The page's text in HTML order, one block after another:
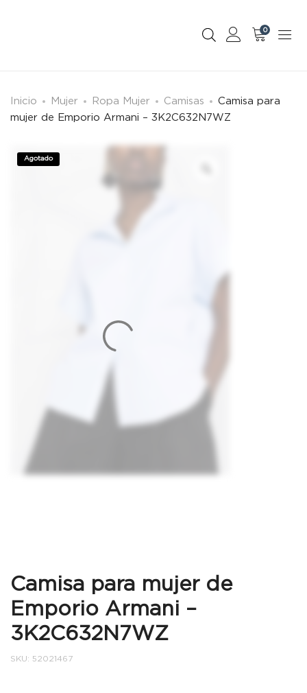
0
Inicio Mujer Ropa Mujer Camisas
Camisa para
mujer de Emporio Armani – 3K2C632N7WZ
Agotado
Camisa para mujer de
Emporio Armani –
3K2C632N7WZ
SKU: 52021467